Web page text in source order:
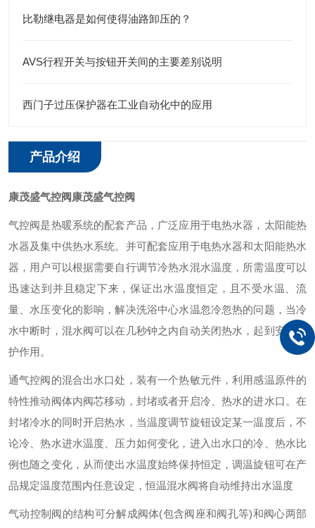
比勒继电器是如何使得油路卸压的？
AVS行程开关与按钮开关间的主要差别说明
西门子过压保护器在工业自动化中的应用
产品介绍
康茂盛气控阀康茂盛气控阀
气控阀是热暖系统的配套产品，广泛应用于电热水器，太阳能热
水器及集中供热水系统。并可配套应用于电热水器和太阳能热水
器，用户可以根据需要自行调节冷热水混水温度，所需温度可以
迅速达到并且稳定下来，保证出水温度恒定，且不受水温、流
量、水压变化的影响，解决洗浴中心水温忽冷忽热的问题，当冷
水中断时，混水阀可以在几秒钟之内自动关闭热水，起到安全保
护作用。
通气控阀的混合出水口处，装有一个热敏元件，利用感温原件的
特性推动阀体内阀芯移动，封堵或者开启冷、热水的进水口。在
封堵冷水的同时开启热水，当温度调节旋钮设定某一温度后，不
论冷、热水进水温度、压力如何变化，进入出水口的冷、热水比
例也随之变化，从而使出水温度始终保持恒定，调温旋钮可在产
品规定温度范围内任意设定，恒温混水阀将自动维持出水温度
气动控制阀的结构可分解成阀体(包含阀座和阀孔等)和阀心两部